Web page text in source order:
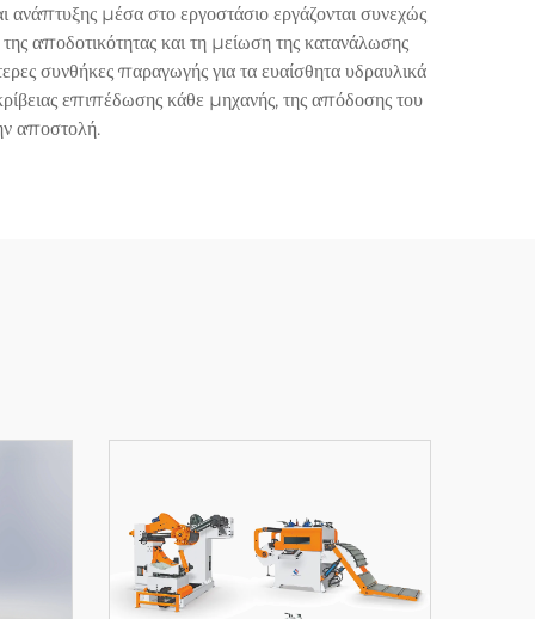
μέσα στο εργοστάσιο εργάζονται συνεχώς
αποδοτικότητας και τη μείωση της κατανάλωσης
συνθήκες παραγωγής για τα ευαίσθητα υδραυλικά
επιπέδωσης κάθε μηχανής, της απόδοσης του
αποστολή.